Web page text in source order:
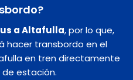
a Altafulla, por lo que,
hacer transbordo en el
en tren directamente
estación.